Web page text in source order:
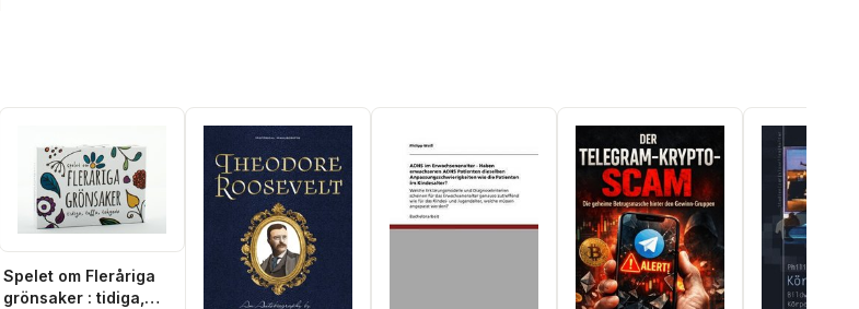
Spelet om Fleråriga
grönsaker : tidiga,